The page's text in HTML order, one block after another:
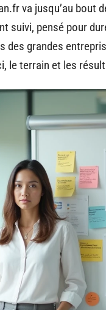
va jusqu’au bout
suivi, pensé pour
des grandes
terrain et les